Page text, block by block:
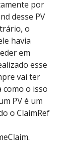
por
desse PV
o
havia
em
esse
vai ter
como o isso
PV é um
o ClaimRef